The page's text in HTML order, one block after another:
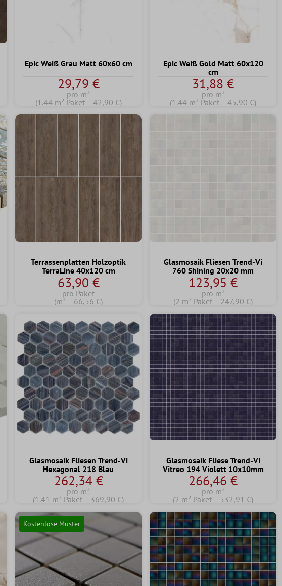
Epic Weiß Grau Matt 60x60 cm
29,79 €
pro m²
(1.44 m² Paket = 42,90 €)
Epic Weiß Gold Matt 60x120
cm
31,88 €
pro m²
(1.44 m² Paket = 45,90 €)
Terrassenplatten Holzoptik
TerraLine 40x120 cm
63,90 €
pro Paket
(m² = 66,56 €)
Glasmosaik Fliesen Trend-Vi
760 Shining 20x20 mm
123,95 €
pro m²
(2 m² Paket = 247,90 €)
Glasmosaik Fliesen Trend-Vi
Hexagonal 218 Blau
262,34 €
pro m²
(1.41 m² Paket = 369,90 €)
Glasmosaik Fliese Trend-Vi
Vitreo 194 Violett 10x10mm
266,46 €
pro m²
(2 m² Paket = 532,91 €)
Kostenlose Muster